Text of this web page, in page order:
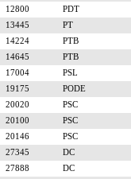
12800
PDT
13445
PT
14224
PTB
14645
PTB
17004
PSL
19175
PODE
20020
PSC
20100
PSC
20146
PSC
27345
DC
27888
DC